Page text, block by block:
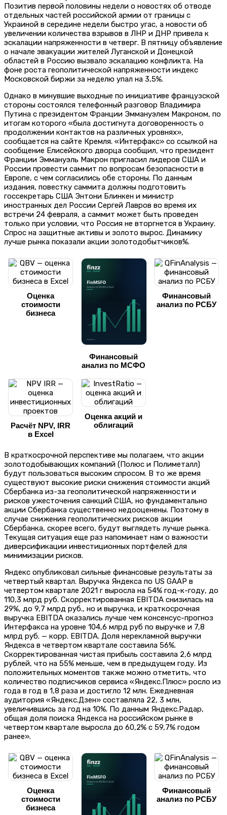
Позитив первой половины недели о новостях об отводе
отдельных частей российской армии от границы с
Украиной в середине недели быстро угас, а новости об
увеличении количества взрывов в ЛНР и ДНР привела к
эскалации напряженности в четверг. В пятницу объявление
о начале эвакуации жителей Луганской и Донецкой
областей в Россию вызвало эскалацию конфликта. На
фоне роста геополитической напряженности индекс
Московской биржи за неделю упал на 3,5%.
Однако в минувшие выходные по инициативе французской
стороны состоялся телефонный разговор Владимира
Путина с президентом Франции Эммануэлем Макроном, по
итогам которого «была достигнута договоренность о
продолжении контактов на различных уровнях»,
сообщается на сайте Кремля. «Интерфакс» со ссылкой на
сообщение Елисейского дворца сообщил, что президент
Франции Эммануэль Макрон пригласил лидеров США и
России провести саммит по вопросам безопасности в
Европе, с чем согласились обе стороны. По данным
издания, повестку саммита должны подготовить
госсекретарь США Энтони Блинкен и министр
иностранных дел России Сергей Лавров во время их
встречи 24 февраля, а саммит может быть проведен
только при условии, что Россия не вторгнется в Украину.
Спрос на защитные активы и золото вырос. Динамику
лучше рынка показали акции золотодобытчиков%.
Оценка
стоимости
бизнеса
Финансовый
анализ по МСФО
Финансовый
анализ по РСБУ
Расчёт NPV, IRR
в Excel
Оценка акций и
облигаций
В краткосрочной перспективе мы полагаем, что акции
золотодобывающих компаний (Полюс и Полиметалл)
будут пользоваться высоким спросом. В то же время
существуют высокие риски снижения стоимости акций
Сбербанка из-за геополитической напряженности и
рисков ужесточения санкций США, но фундаментально
акции Сбербанка существенно недооценены. Поэтому в
случае снижения геополитических рисков акции
Сбербанка, скорее всего, будут выглядеть лучше рынка.
Текущая ситуация еще раз напоминает нам о важности
диверсификации инвестиционных портфелей для
минимизации рисков.
Яндекс опубликовал сильные финансовые результаты за
четвертый квартал. Выручка Яндекса по US GAAP в
четвертом квартале 2021 г выросла на 54% год-к-году, до
110,3 млрд руб. Скорректированная EBITDA снизилась на
29%, до 9,7 млрд руб., но и выручка, и краткосрочная
выручка EBITDA оказались лучше чем консенсус-прогноз
Интерфакса на уровне 104,6 млрд руб по выручке и 7,8
млрд руб. — корр. EBITDA. Доля нерекламной выручки
Яндекса в четвертом квартале составила 56%.
Скорректированная чистая прибыль составила 2,6 млрд
рублей, что на 55% меньше, чем в предыдущем году. Из
положительных моментов также можно отметить, что
количество подписчиков сервиса «Яндекс.Плюс» росло из
года в год в 1,8 раза и достигло 12 млн. Ежедневная
аудитория «Яндекс.Дзен» составляла 22, 3 млн,
увеличившись за год на 10%. По данным Яндекс.Радар,
общая доля поиска Яндекса на российском рынке в
четвертом квартале выросла до 60,2% с 59,7% годом
ранее».
Оценка
стоимости
бизнеса
Финансовый
анализ по РСБУ